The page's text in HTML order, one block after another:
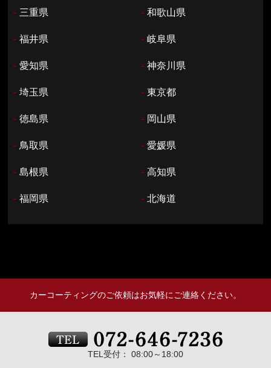
- 三重県 - 和歌山県
- 福井県 - 岐阜県
- 愛知県 - 神奈川県
- 埼玉県 - 東京都
- 徳島県 - 岡山県
- 鳥取県 - 愛媛県
- 島根県 - 高知県
- 福岡県 - 北海道
カーコーティングのご依頼はお気軽にご連絡ください。
TEL受付： 08:00～18:00